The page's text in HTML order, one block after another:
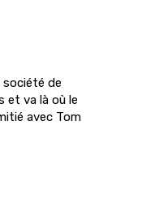
société de
et va là où le
avec Tom